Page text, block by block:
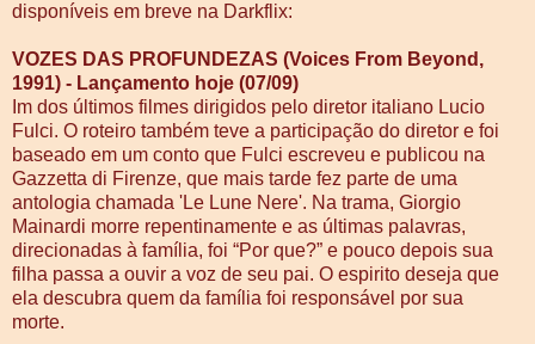
disponíveis em breve na Darkflix:
VOZES DAS PROFUNDEZAS (Voices From Beyond,
1991) - Lançamento hoje (07/09)
Im dos últimos filmes dirigidos pelo diretor italiano Lucio
Fulci. O roteiro também teve a participação do diretor e foi
baseado em um conto que Fulci escreveu e publicou na
Gazzetta di Firenze, que mais tarde fez parte de uma
antologia chamada 'Le Lune Nere'. Na trama, Giorgio
Mainardi morre repentinamente e as últimas palavras,
direcionadas à família, foi “Por que?” e pouco depois sua
filha passa a ouvir a voz de seu pai. O espirito deseja que
ela descubra quem da família foi responsável por sua
morte.